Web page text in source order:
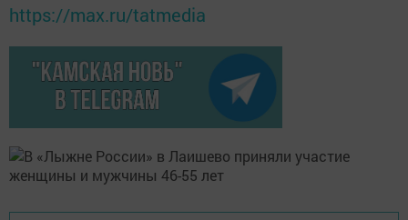
https://max.ru/tatmedia